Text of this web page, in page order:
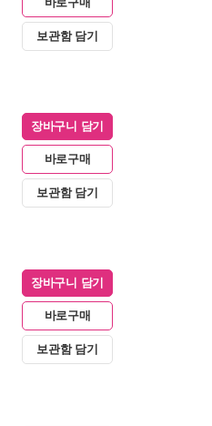
보관함 담기
장바구니 담기
바로구매
보관함 담기
장바구니 담기
바로구매
보관함 담기